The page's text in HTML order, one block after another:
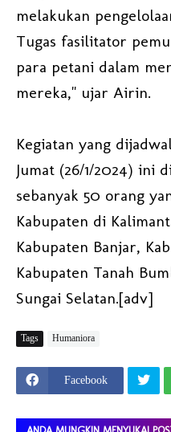
melakukan
Tugas fasilitator
para petani dalam
mereka," ujar Airin.
Kegiatan yang
Jumat (26/1/2024) ini
sebanyak 50 orang
Kabupaten di
Kabupaten Banjar,
Kabupaten Tanah
Sungai Selatan.[adv]
Tags Humaniora
Facebook